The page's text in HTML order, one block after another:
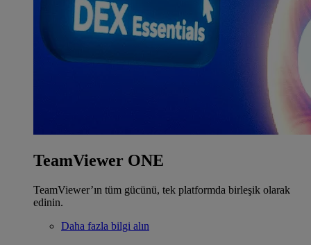
TeamViewer ONE
TeamViewer’ın tüm gücünü, tek platformda birleşik olarak
edinin.
Daha fazla bilgi alın